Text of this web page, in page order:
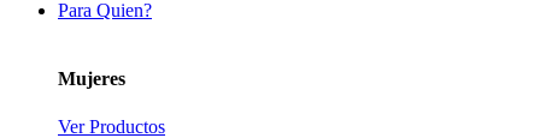
Para Quien?
Mujeres
Ver Productos